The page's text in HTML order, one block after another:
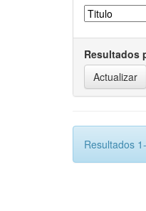
Resultados
Resultados